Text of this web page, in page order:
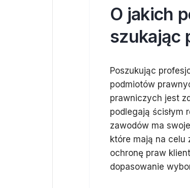
O jakich
szukając
Poszukując
podmiotów
prawniczych jest
podlegają ścisłym
zawodów ma
które mają na celu
ochronę praw
dopasowanie